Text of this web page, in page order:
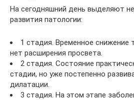
На сегодняшний день выделяют
развития патологии:
1 стадия. Временное снижение
нет расширения просвета.
2 стадия. Состояние
стадии, но уже постепенно
дилатации.
3 стадия. На этом этапе